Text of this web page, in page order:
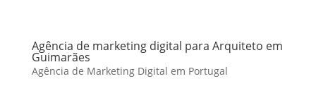
Agência de marketing digital para Arquiteto em
Guimarães
Agência de Marketing Digital em Portugal